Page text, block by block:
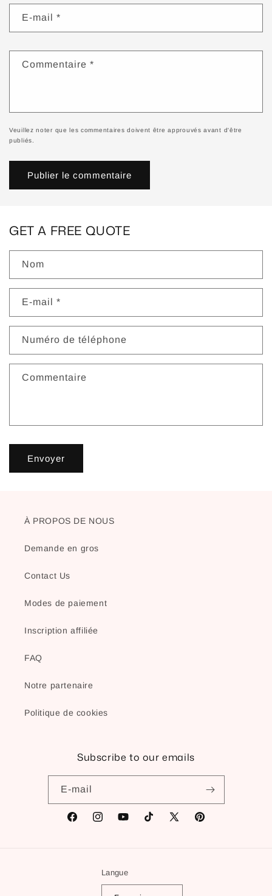
E-mail *
Commentaire *
Veuillez noter que les commentaires doivent être approuvés avant d'être
publiés.
GET A FREE QUOTE
Nom
E-mail *
Numéro de téléphone
Commentaire
Envoyer
À PROPOS DE NOUS
Demande en gros
Contact Us
Modes de paiement
Inscription affiliée
FAQ
Notre partenaire
Politique de cookies
Subscribe to our emails
E-mail
FacebookInstagramYouTubeTikTok X
Pinterest
Langue